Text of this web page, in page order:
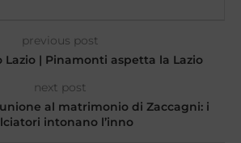
previous post
Lazio | Pinamonti aspetta la Lazio
next post
al matrimonio di Zaccagni: i
intonano l’inno